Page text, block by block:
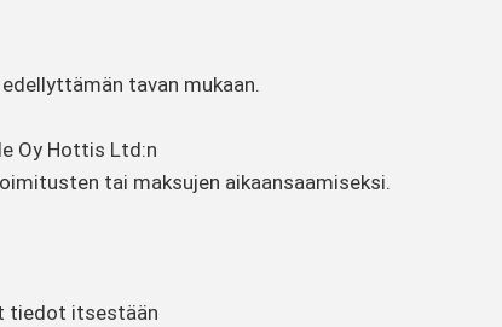
tavan mukaan.
Oy Hottis Ltd:n
tai maksujen aikaansaamiseksi.
tiedot itsestään